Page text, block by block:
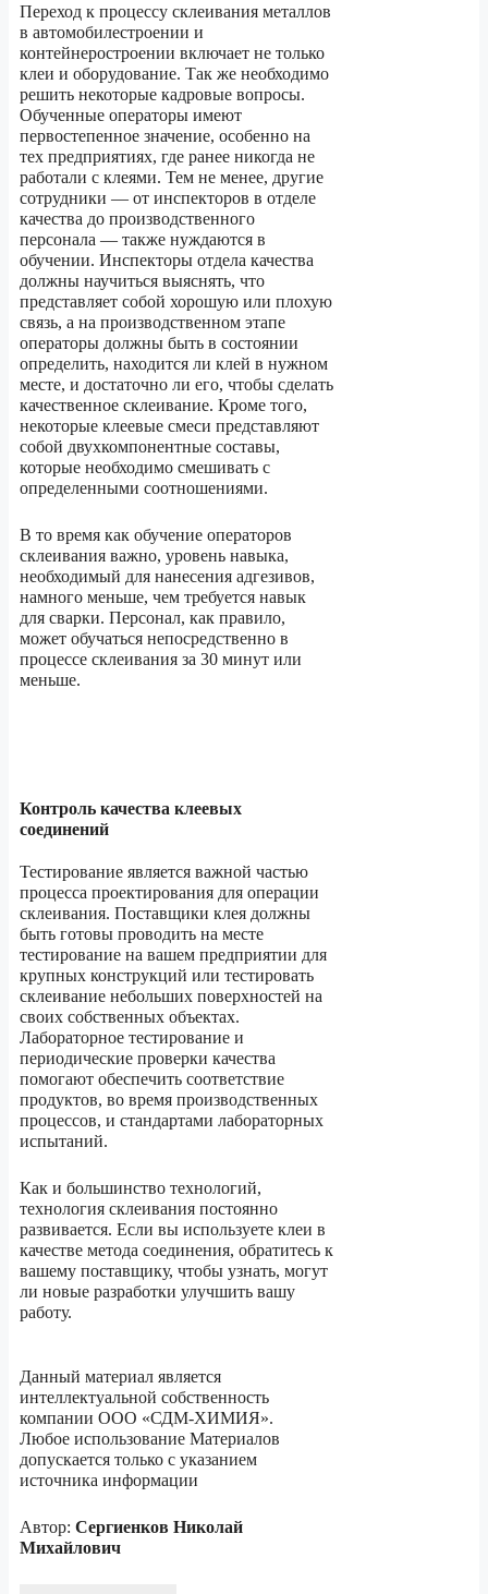
Переход к процессу склеивания металлов
в автомобилестроении и
контейнеростроении включает не только
клеи и оборудование. Так же необходимо
решить некоторые кадровые вопросы.
Обученные операторы имеют
первостепенное значение, особенно на
тех предприятиях, где ранее никогда не
работали с клеями. Тем не менее, другие
сотрудники — от инспекторов в отделе
качества до производственного
персонала — также нуждаются в
обучении. Инспекторы отдела качества
должны научиться выяснять, что
представляет собой хорошую или плохую
связь, а на производственном этапе
операторы должны быть в состоянии
определить, находится ли клей в нужном
месте, и достаточно ли его, чтобы сделать
качественное склеивание. Кроме того,
некоторые клеевые смеси представляют
собой двухкомпонентные составы,
которые необходимо смешивать с
определенными соотношениями.
В то время как обучение операторов
склеивания важно, уровень навыка,
необходимый для нанесения адгезивов,
намного меньше, чем требуется навык
для сварки. Персонал, как правило,
может обучаться непосредственно в
процессе склеивания за 30 минут или
меньше.
Контроль качества клеевых
соединений
Тестирование является важной частью
процесса проектирования для операции
склеивания. Поставщики клея должны
быть готовы проводить на месте
тестирование на вашем предприятии для
крупных конструкций или тестировать
склеивание небольших поверхностей на
своих собственных объектах.
Лабораторное тестирование и
периодические проверки качества
помогают обеспечить соответствие
продуктов, во время производственных
процессов, и стандартами лабораторных
испытаний.
Как и большинство технологий,
технология склеивания постоянно
развивается. Если вы используете клеи в
качестве метода соединения, обратитесь к
вашему поставщику, чтобы узнать, могут
ли новые разработки улучшить вашу
работу.
Данный материал является
интеллектуальной собственность
компании ООО «СДМ-ХИМИЯ».
Любое использование Материалов
допускается только c указанием
источника информации
Автор: Сергиенков Николай
Михайлович